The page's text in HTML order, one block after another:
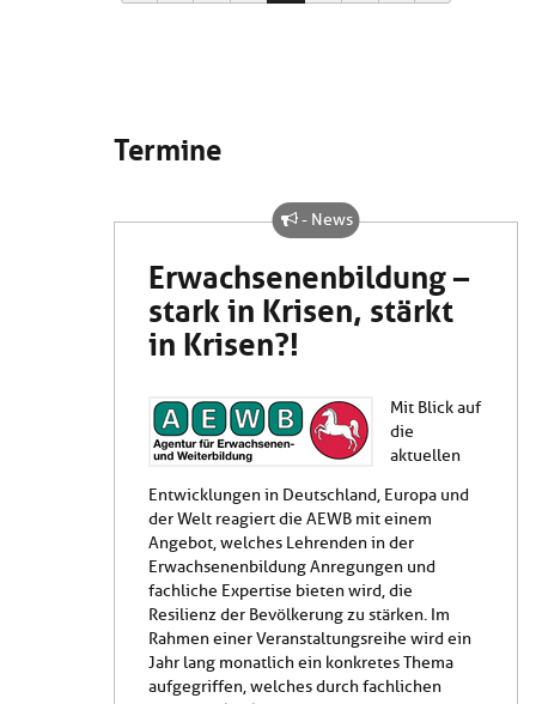
Termine
Erwachsenenbildung –
stark in Krisen, stärkt
in Krisen?!
- News
Mit Blick auf
die
aktuellen
Entwicklungen in Deutschland, Europa und
der Welt reagiert die AEWB mit einem
Angebot, welches Lehrenden in der
Erwachsenenbildung Anregungen und
fachliche Expertise bieten wird, die
Resilienz der Bevölkerung zu stärken. Im
Rahmen einer Veranstaltungsreihe wird ein
Jahr lang monatlich ein konkretes Thema
aufgegriffen, welches durch fachlichen